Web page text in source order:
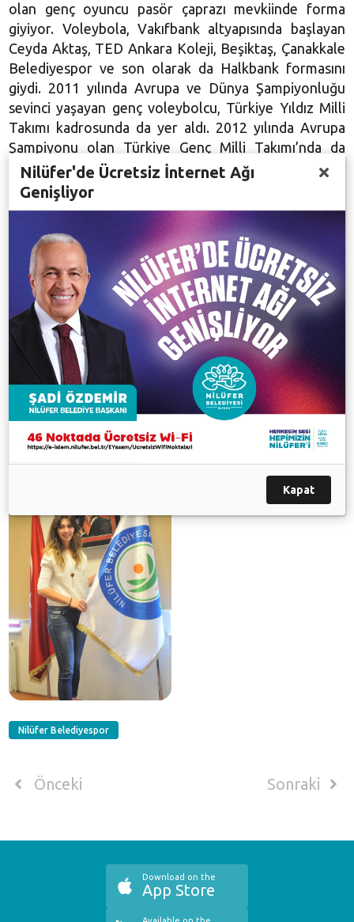
olan genç oyuncu pasör çaprazı mevkiinde forma
giyiyor. Voleybola, Vakıfbank altyapısında başlayan
Ceyda Aktaş, TED Ankara Koleji, Beşiktaş, Çanakkale
Belediyespor ve son olarak da Halkbank formasını
giydi. 2011 yılında Avrupa ve Dünya Şampiyonluğu
sevinci yaşayan genç voleybolcu, Türkiye Yıldız Milli
Takımı kadrosunda da yer aldı. 2012 yılında Avrupa
Şampiyonu olan Türkiye Genç Milli Takımı’nda da
başarılı maçlar çıkaran Ceyda Aktaş, yine 2012 yılında
Dünya Gençler Voleybol Şampiyonası’nda “En Değerli
Pasör Çaprazı” seçildi.
Günü değil, geleceği kurtarıcı bir yapılanmaya
gittiklerini belirten Nilüfer Belediyespor Başkanı Ali
Karamık “Kadromuzu genç, yetenekli aynı zamanda
karakterli sporcular ile yeniliyoruz. Ceyda Aktaş uzun
zamandır takibimizde yer alan bir sporcu. Hem pasör
çaprazı, hem de smaçör olarak oynayabiliyor.
Kendisinin bizimle başarılı olacağına ve Milli Takım’a
seçileceğine inanıyoruz” dedi.
Galeri
Nilüfer Belediyespor
Önceki Sonraki
Download on the
App Store
Nilüfer'de Ücretsiz İnternet Ağı
Genişliyor
Kapat